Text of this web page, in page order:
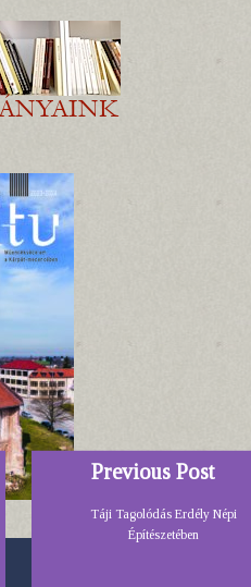
Previous Post
Táji Tagolódás Erdély Népi
Építészetében